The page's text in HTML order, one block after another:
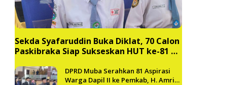
Sekda Syafaruddin Buka Diklat, 70 Calon
Paskibraka Siap Sukseskan HUT ke-81 RI
DPRD Muba Serahkan 81 Aspirasi
Warga Dapil II ke Pemkab, H. Amri